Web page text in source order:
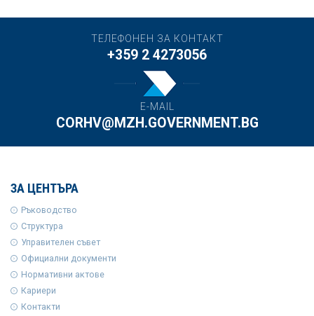
ТЕЛЕФОНЕН ЗА КОНТАКТ
+359 2 4273056
E-MAIL
CORHV@MZH.GOVERNMENT.BG
ЗА ЦЕНТЪРА
Ръководство
Структура
Управителен съвет
Официални документи
Нормативни актове
Кариери
Контакти